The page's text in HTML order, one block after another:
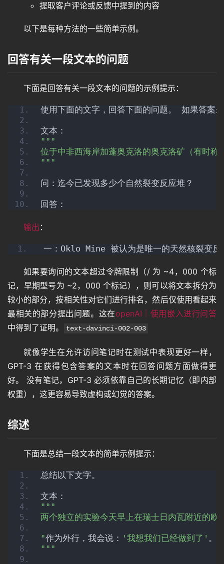
首
页
语
提取客户评论或反馈中提到的内容
以下是每种方法的一些简单示例。
回答有关一段文本的问题
下面是回答有关一段文本的问题的示例提示：
使用下面的文字，回答下面的问题。 如果答案
文本：
"" "
位于中非西海岸加蓬奥克洛的奥克洛矿（有时
" ""
问：迄今已发现多少个自然裂变反应堆？
回答：
输出 ：
一：Oklo Mine 被认为是唯一的天然核裂变反
如果要询问的文本超过令牌限制（/ 为 ~4，000 个标
记，早期型号为 ~2，000 个标记），则可以将文本拆分为
较小的部分，按相关性对它们进行排名，然后仅使用看起来
最相关的部分提出问题。这在openAI｜使用嵌入进行问答
中得到了证明。
text-davinci-002-003
就像学生在允许访问笔记时在测试中表现更好一样，
GPT-3 在获得包含答案的文本时在回答问题方面做得更
好。 没有笔记，GPT-3 必须依靠自己的长期记忆（即内部
权重），这更容易导致虚构或幻觉的答案。
综述
下面是总结一段文本的简单示例提示：
总结以下文字。
文本：
"" "
两个独立的实验今天早上在瑞士日内瓦附近的
"作为外行，我会说： '我想我们已经做到了' 。
" ""